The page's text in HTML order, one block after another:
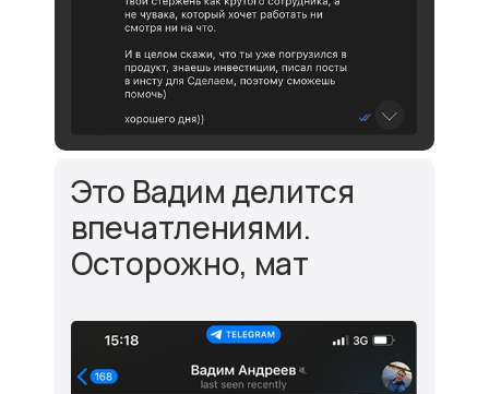
Это Вадим делится
впечатлениями.
Осторожно, мат